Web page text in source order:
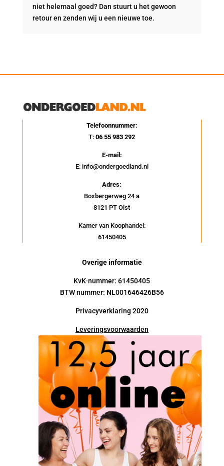
niet helemaal goed? Dan stuurt u het gewoon
retour en zenden wij u een nieuwe toe.
Telefoonnummer:
T:06 55 983 292
E-mail:
E: info@ondergoedland.nl
Adres:
Boxbergerweg 24 a
8121 PT Olst
Kamer van Koophandel:
61450405
Overige informatie
KvK-nummer: 61450405
BTW nummer: NL001646426B56
Privacyverklaring 2020
Leveringsvoorwaarden